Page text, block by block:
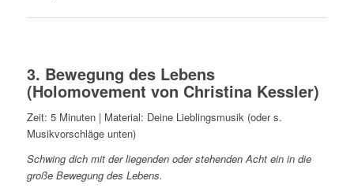
3. Bewegung des Lebens
(Holomovement von Christina Kessler)
Zeit: 5 Minuten | Material: Deine Lieblingsmusik (oder s.
Musikvorschläge unten)
Schwing dich mit der liegenden oder stehenden Acht ein in die
große Bewegung des Lebens.